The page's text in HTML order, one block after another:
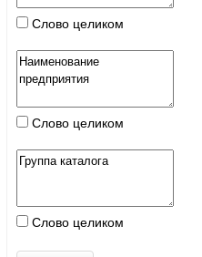
Слово целиком
Слово целиком
Слово целиком